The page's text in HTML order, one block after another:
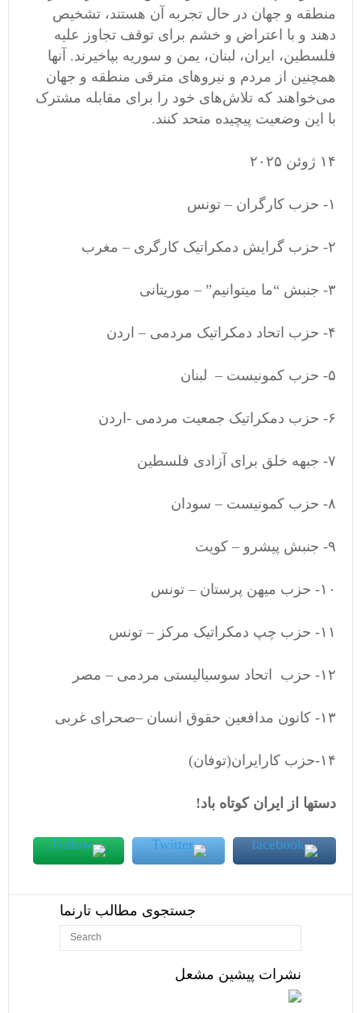
منطقه و جهان در حال تجربه آن هستند، تشخیص
دهند و با اعتراض و خشم برای توقف تجاوز علیه
فلسطین، ایران، لبنان، یمن و سوریه بپاخیرند. آنها
همچنین از مردم و نیروهای مترقی منطقه و جهان
می‌خواهند که تلاش‌های خود را برای مقابله مشترک
با این وضعیت پیچیده متحد کنند.
۱۴ ژوئن ٢٠٢۵
١- حزب کارگران – تونس
٢- حزب گرایش دمکراتیک کارگری – مغرب
٣- جنبش “ما میتوانیم” – موریتانی
۴- حزب اتحاد دمکراتیک مردمی – اردن
۵- حزب کمونیست – لبنان
۶- حزب دمکراتیک جمعیت مردمی -اردن
٧- جبهه خلق برای آزادی فلسطین
٨- حزب کمونیست – سودان
٩- جنبش پیشرو – کویت
١٠- حزب میهن پرستان – تونس
١١- حزب چپ دمکراتیک مرکز – تونس
١٢- حزب اتحاد سوسیالیستی مردمی – مصر
١٣- کانون مدافعین حقوق انسان –صحرای غربی
١۴-حزب کارایران(توفان)
دستها از ایران کوتاه باد!
جستجوی مطالب تارنما
نشرات پیشین مشعل